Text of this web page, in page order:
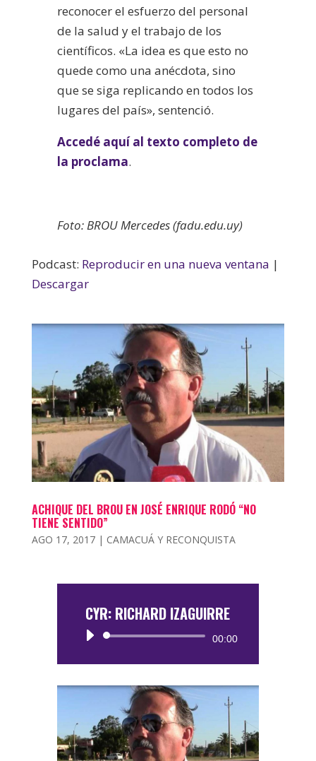
reconocer el esfuerzo del personal
de la salud y el trabajo de los
científicos. «La idea es que esto no
quede como una anécdota, sino
que se siga replicando en todos los
lugares del país», sentenció.
Accedé aquí al texto completo de
la proclama.
Foto: BROU Mercedes (fadu.edu.uy)
Podcast: Reproducir en una nueva ventana |
Descargar
ACHIQUE DEL BROU EN JOSÉ ENRIQUE RODÓ “NO
TIENE SENTIDO”
AGO 17, 2017| CAMACUÁ Y RECONQUISTA
CYR: RICHARD IZAGUIRRE
Reproductor
00:00